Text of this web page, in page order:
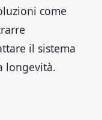
come
il sistema
longevità.